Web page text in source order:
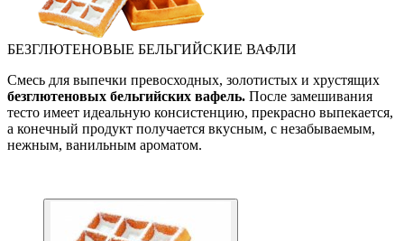
БЕЗГЛЮТЕНОВЫЕ БЕЛЬГИЙСКИЕ ВАФЛИ
Смесь для выпечки превосходных, золотистых и хрустящих
безглютеновых бельгийских вафель. После замешивания
тесто имеет идеальную консистенцию, прекрасно выпекается,
а конечный продукт получается вкусным, с незабываемым,
нежным, ванильным ароматом.